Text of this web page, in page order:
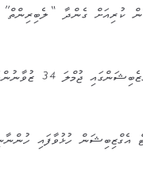
ކުރިއަށް ގެންދާ
ބައިވެރިވެފައެވެ.